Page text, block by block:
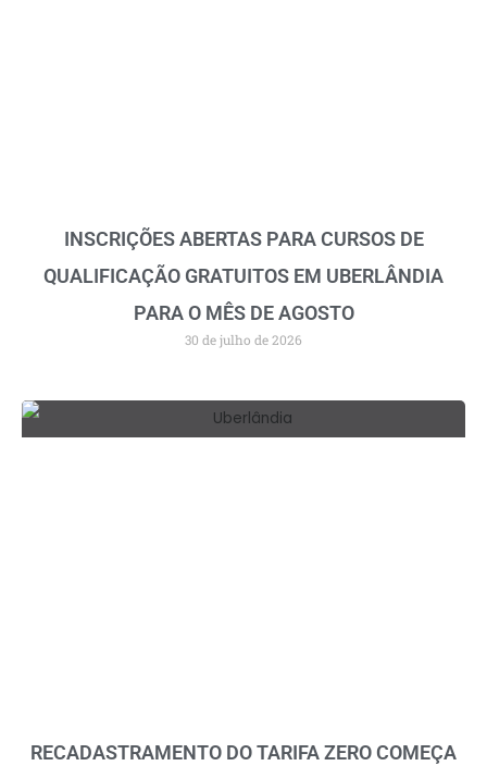
INSCRIÇÕES ABERTAS PARA CURSOS DE
QUALIFICAÇÃO GRATUITOS EM UBERLÂNDIA
PARA O MÊS DE AGOSTO
30 de julho de 2026
RECADASTRAMENTO DO TARIFA ZERO COMEÇA